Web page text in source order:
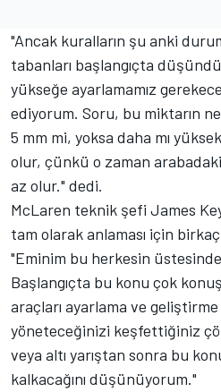
"Ancak kuralların şu anki
tabanları başlangıçta
yükseğe ayarlamamız
ediyorum. Soru, bu miktarın
5 mm mi, yoksa daha mı
olur, çünkü o zaman
az olur." dedi.
McLaren teknik şefi James
tam olarak anlaması için
"Eminim bu herkesin
Başlangıçta bu konu çok
araçları ayarlama ve geliştirme
yöneteceğinizi keşfettiğiniz
veya altı yarıştan sonra bu
kalkacağını düşünüyorum."